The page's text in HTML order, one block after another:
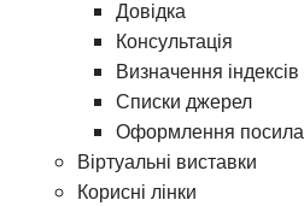
Довідка
Консультація
Визначення
Списки джерел
Оформлення
Віртуальні виставки
Корисні лінки